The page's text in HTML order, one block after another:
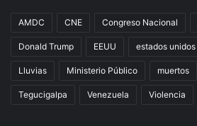
AMDC CNE Congreso Nacional
Donald Trump EEUU estados unidos
Lluvias Ministerio Público muertos
Tegucigalpa Venezuela Violencia